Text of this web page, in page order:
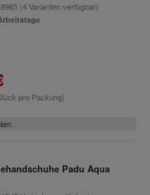
(4 Varianten verfügbar)
pro Packung)
Padu Aqua